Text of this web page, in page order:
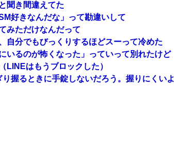
聞き間違えてた
好きなんだな」って勘違いして
みただけなんだって
自分でもびっくりするほどスーって冷めた
いるのが怖くなった」っていって別れたけど
LINEはもうブロックした）
握るときに手錠しないだろう。握りにくいよ